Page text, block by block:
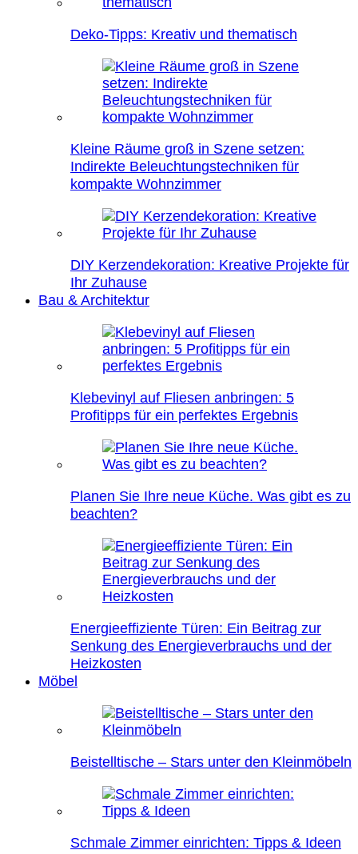
Deko-Tipps: Kreativ und thematisch
Kleine Räume groß in Szene setzen:
Indirekte Beleuchtungstechniken für
kompakte Wohnzimmer
DIY Kerzendekoration: Kreative Projekte für
Ihr Zuhause
Bau & Architektur
Klebevinyl auf Fliesen anbringen: 5
Profitipps für ein perfektes Ergebnis
Planen Sie Ihre neue Küche. Was gibt es zu
beachten?
Energieeffiziente Türen: Ein Beitrag zur
Senkung des Energieverbrauchs und der
Heizkosten
Möbel
Beistelltische – Stars unter den Kleinmöbeln
Schmale Zimmer einrichten: Tipps & Ideen